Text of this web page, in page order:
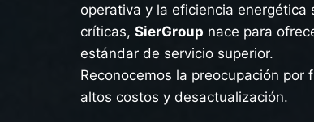
operativa y la eficiencia energética
críticas, SierGroup nace para
estándar de servicio superior.
Reconocemos la preocupación por
altos costos y desactualización.